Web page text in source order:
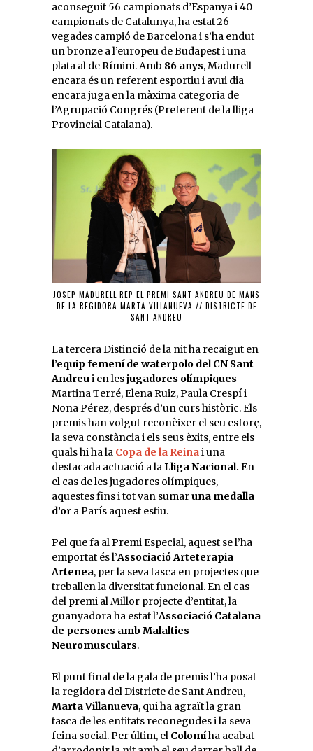
aconseguit 56 campionats d’Espanya i 40
campionats de Catalunya, ha estat 26
vegades campió de Barcelona i s’ha endut
un bronze a l’europeu de Budapest i una
plata al de Rímini. Amb 86 anys, Madurell
encara és un referent esportiu i avui dia
encara juga en la màxima categoria de
l’Agrupació Congrés (Preferent de la lliga
Provincial Catalana).
JOSEP MADURELL REP EL PREMI SANT ANDREU DE MANS
DE LA REGIDORA MARTA VILLANUEVA // DISTRICTE DE
SANT ANDREU
La tercera Distinció de la nit ha recaigut en
l’equip femení de waterpolo del CN Sant
Andreui en lesjugadores olímpiques
Martina Terré, Elena Ruiz, Paula Crespí i
Nona Pérez, després d’un curs històric. Els
premis han volgut reconèixer el seu esforç,
la seva constància i els seus èxits, entre els
quals hi ha la Copa de la Reinai una
destacada actuació a la Lliga Nacional. En
el cas de les jugadores olímpiques,
aquestes fins i tot van sumaruna medalla
d’or a París aquest estiu.
Pel que fa al Premi Especial, aquest se l’ha
emportat és l’Associació Arteterapia
Artenea, per la seva tasca en projectes que
treballen la diversitat funcional. En el cas
del premi al Millor projecte d’entitat, la
guanyadora ha estat l’Associació Catalana
de persones amb Malalties
Neuromusculars.
El punt final de la gala de premis l’ha posat
la regidora del Districte de Sant Andreu,
Marta Villanueva, qui ha agraït la gran
tasca de les entitats reconegudes i la seva
feina social. Per últim, el Colomíha acabat